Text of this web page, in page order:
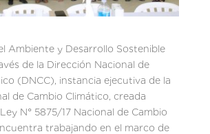
Ambiente y Desarrollo Sostenible
de la Dirección Nacional de
(DNCC), instancia ejecutiva de la
de Cambio Climático, creada
N° 5875/17 Nacional de Cambio
trabajando en el marco de